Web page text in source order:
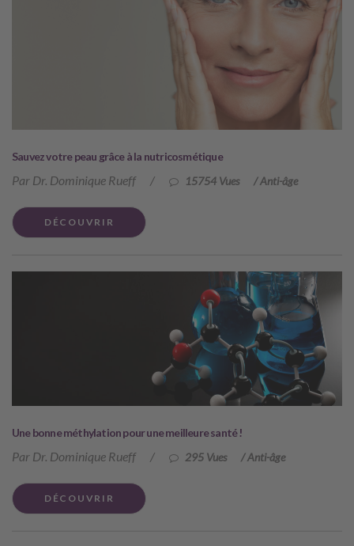
Sauvez votre peau grâce à la nutricosmétique
Par Dr. Dominique Rueff / 15754 Vues /Anti-âge
DÉCOUVRIR
Une bonne méthylation pour une meilleure santé !
Par Dr. Dominique Rueff / 295 Vues /Anti-âge
DÉCOUVRIR